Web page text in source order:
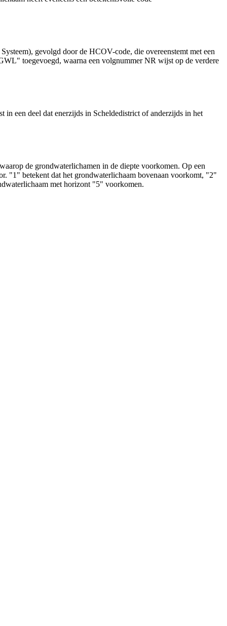
gevolgd door de HCOV-code, die overeenstemt met een
toegevoegd, waarna een volgnummer NR wijst op de verdere
een deel dat enerzijds in Scheldedistrict of anderzijds in het
de grondwaterlichamen in de diepte voorkomen. Op een
"1" betekent dat het grondwaterlichaam bovenaan voorkomt, "2"
met horizont "5" voorkomen.